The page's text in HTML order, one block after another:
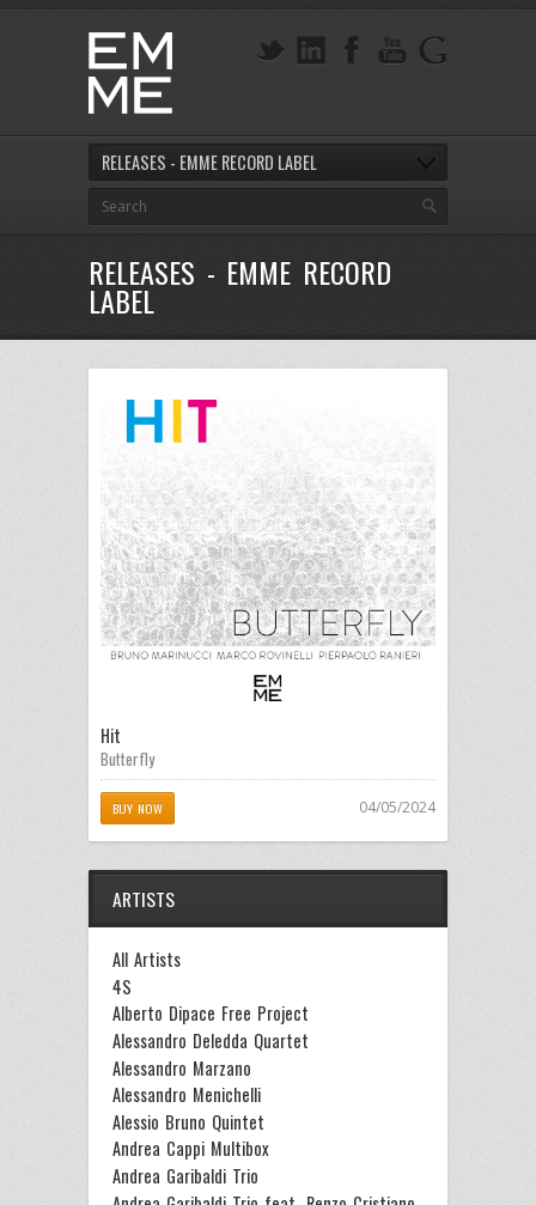
RELEASES - EMME RECORD LABEL
RELEASES - EMME RECORD
LABEL
Hit
Butterfly
BUY NOW 04/05/2024
ARTISTS
All Artists
4S
Alberto Dipace Free Project
Alessandro Deledda Quartet
Alessandro Marzano
Alessandro Menichelli
Alessio Bruno Quintet
Andrea Cappi Multibox
Andrea Garibaldi Trio